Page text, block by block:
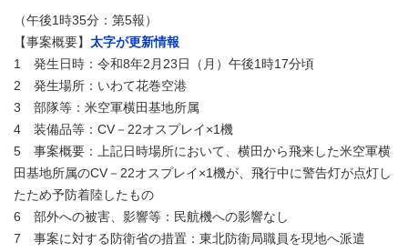
（午後1時35分：第5報）
【事案概要】 太字が更新情報
1 発生日時：令和8年2月23日（月）午後1時17分頃
2 発生場所：いわて花巻空港
3 部隊等：米空軍横田基地所属
4 装備品等：CV－22オスプレイ×1機
5 事案概要：上記日時場所において、横田から飛来した米空軍横
田基地所属のCV－22オスプレイ×1機が、飛行中に警告灯が点灯し
たため予防着陸したもの
6 部外への被害、影響等：民航機への影響なし
7 事案に対する防衛省の措置：東北防衛局職員を現地へ派遣